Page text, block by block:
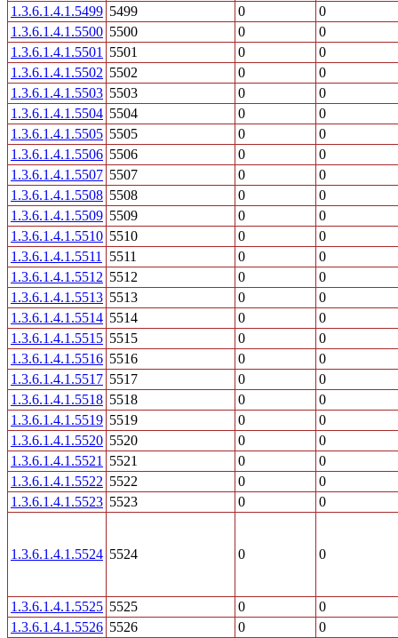
1.3.6.1.4.1.5499 5499 0
0
1.3.6.1.4.1.5500 5500 0
0
1.3.6.1.4.1.5501
5501 0
0
1.3.6.1.4.1.5502 5502 0
0
1.3.6.1.4.1.5503 5503 0
0
1.3.6.1.4.1.5504 5504 0
0
1.3.6.1.4.1.5505 5505 0
0
1.3.6.1.4.1.5506 5506 0
0
1.3.6.1.4.1.5507 5507 0
0
1.3.6.1.4.1.5508 5508 0
0
1.3.6.1.4.1.5509 5509 0
0
1.3.6.1.4.1.5510 5510 0
0
1.3.6.1.4.1.5511
5511 0
0
1.3.6.1.4.1.5512 5512 0
0
1.3.6.1.4.1.5513 5513 0
0
1.3.6.1.4.1.5514 5514 0
0
1.3.6.1.4.1.5515 5515 0
0
1.3.6.1.4.1.5516 5516 0
0
1.3.6.1.4.1.5517 5517 0
0
1.3.6.1.4.1.5518 5518 0
0
1.3.6.1.4.1.5519 5519 0
0
1.3.6.1.4.1.5520 5520 0
0
1.3.6.1.4.1.5521
5521 0
0
1.3.6.1.4.1.5522 5522 0
0
1.3.6.1.4.1.5523 5523 0 0
1.3.6.1.4.1.5524 5524 0 0
1.3.6.1.4.1.5525 5525 0
0
1.3.6.1.4.1.5526 5526 0
0